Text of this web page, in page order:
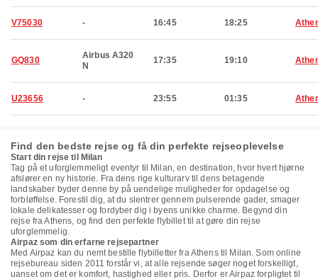
V75030 - 16:45 18:25
GQ830
Airbus A320
N
17:35 19:10
U23656 - 23:55 01:35
Find den bedste rejse og få din perfekte rejseoplevelse
Start din rejse til Milan
Tag på et uforglemmeligt eventyr til Milan, en destination, hvor hvert hjørne
afslører en ny historie. Fra dens rige kulturarv til dens betagende
landskaber byder denne by på uendelige muligheder for opdagelse og
forbløffelse. Forestil dig, at du slentrer gennem pulserende gader, smager
lokale delikatesser og fordyber dig i byens unikke charme. Begynd din
rejse fra Athens, og find den perfekte flybillet til at gøre din rejse
uforglemmelig.
Airpaz som din erfarne rejsepartner
Med Airpaz kan du nemt bestille flybilletter fra Athens til Milan. Som online
rejsebureau siden 2011 forstår vi, at alle rejsende søger noget forskelligt,
uanset om det er komfort, hastighed eller pris. Derfor er Airpaz forpligtet til